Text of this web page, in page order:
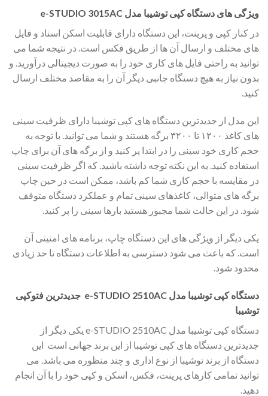
ویژگی های دستگاه کپی توشیبا مدل e-STUDIO 3015AC
در کنار کپی و پرینت، این دستگاه دارای قابلیت اسکن اسناد و فایل
های مختلف و ارسال آن ها از طریق فکس است. در نتیجه شما می
توانید به راحتی فایل های کاری خود را به صورت دیجیتالی درآورید. و
بدون نیاز به هیچ دستگاه جانبی دیگر آن را به مقاصد مختلف ارسال
کنید.
این مدل از جدیدترین دستگاه های کپی توشیبا دارای ظرفیت سینی
های کاغذ ۱۲۰۰ تا ۳۲۰۰ برگه هستند و شما می توانید. با توجه به
حجم کاری خود سینی را در ابتدا پر کنید و از برگه های آن برای چاپ
استفاده کنید. به این نکته توجه داشته باشید. که اگر ظرفیت سینی
در مقایسه با حجم کاری شما کم باشد، ممکن است در حین چاپ
برگه های متوالی، کاغذهای سینی تمام و عملکرد دستگاه متوقف
شود. در این حالت شما مجبور هستید بارها سینی را پر کنید.
یکی دیگر از ویژگی های این دستگاه چاپ، برنامه های امنیتی آن
است. که باعث می شود دسترسی به اطلاعات دستگاه تا حد زیادی
محدود شود.
دستگاه کپی توشیبا مدل e-STUDIO 2510AC جدیدترین فتوکپی
توشیبا
دستگاه کپی توشیبا مدل e-STUDIO 2510AC یکی دیگر از
جدیدترین دستگاه های کپی توشیبا از این برند جهانی است این
دستگاه از برند توشیبا از نوع اداری و چند منظوره می باشد. می
توانید تمامی کارهای پرینت، فکس، اسکن و کپی خود را با آن انجام
دهید.